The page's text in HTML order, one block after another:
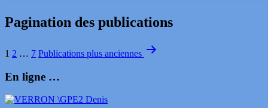
Pagination des publications
1 2 … 7 Publications plus anciennes
En ligne …